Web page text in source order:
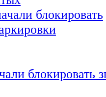
блокировать